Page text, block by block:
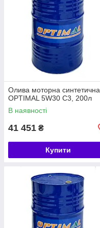
Олива моторна синтетична
OPTIMAL 5W30 С3, 200л
В наявності
41 451 ₴
Купити